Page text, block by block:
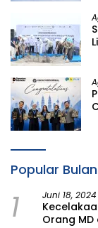
Popular
1 Juni 18, 2024
Orang MD